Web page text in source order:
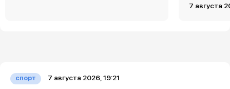
7 августа
спорт 7 августа 2026, 19:21